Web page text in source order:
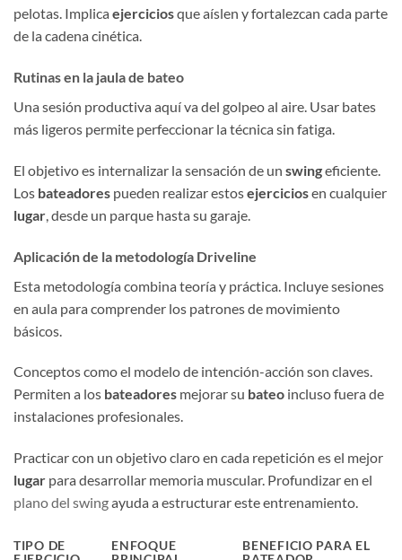
pelotas. Implica ejerciciosque aíslen y fortalezcan cada parte
de la cadena cinética.
Rutinas en la jaula de bateo
Una sesión productiva aquí va del golpeo al aire. Usar bates
más ligeros permite perfeccionar la técnica sin fatiga.
El objetivo es internalizar la sensación de un swingeficiente.
Los bateadores pueden realizar estosejerciciosen cualquier
lugar , desde un parque hasta su garaje.
Aplicación de la metodología Driveline
Esta metodología combina teoría y práctica. Incluye sesiones
en aula para comprender los patrones de movimiento
básicos.
Conceptos como el modelo de intención-acción son claves.
Permiten a los bateadores mejorar su bateo incluso fuera de
instalaciones profesionales.
Practicar con un objetivo claro en cada repetición es el mejor
lugar para desarrollar memoria muscular. Profundizar en el
plano del swingayuda a estructurar este entrenamiento.
TIPO DE
ENFOQUE
BENEFICIO PARA EL